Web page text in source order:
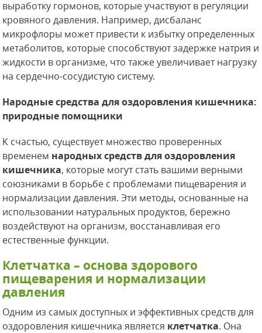
выработку гормонов, которые участвуют в регуляции
кровяного давления. Например, дисбаланс
микрофлоры может привести к избытку определенных
метаболитов, которые способствуют задержке натрия и
жидкости в организме, что также увеличивает нагрузку
на сердечно-сосудистую систему.
Народные средства для оздоровления кишечника:
природные помощники
К счастью, существует множество проверенных
временем народных средств для оздоровления
кишечника, которые могут стать вашими верными
союзниками в борьбе с проблемами пищеварения и
нормализации давления. Эти методы, основанные на
использовании натуральных продуктов, бережно
воздействуют на организм, восстанавливая его
естественные функции.
Клетчатка – основа здорового
пищеварения и нормализации
давления
Одним из самых доступных и эффективных средств для
оздоровления кишечника является клетчатка. Она